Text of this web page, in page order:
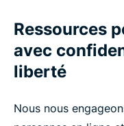
Ressources
avec
liberté
Nous nous